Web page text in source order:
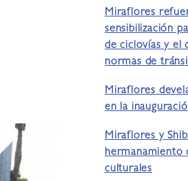
Miraflores
sensibilización
de ciclovías y el
normas de
Miraflores
en la
Miraflores y
hermanamiento
culturales